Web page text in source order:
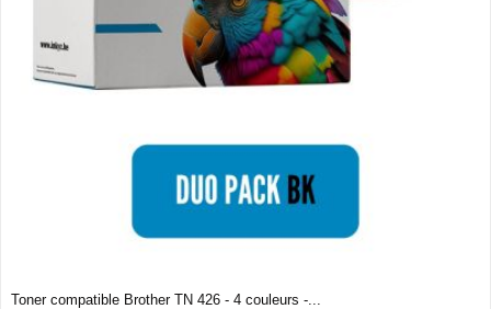
Toner compatible Brother TN 426 - 4 couleurs -...